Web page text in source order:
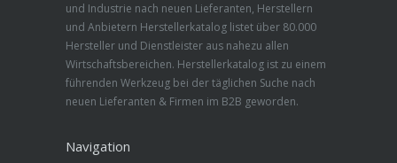
und Industrie nach neuen Lieferanten, Herstellern
und Anbietern Herstellerkatalog listet über 80.000
Hersteller und Dienstleister aus nahezu allen
Wirtschaftsbereichen. Herstellerkatalog ist zu einem
führenden Werkzeug bei der täglichen Suche nach
neuen Lieferanten & Firmen im B2B geworden.
Navigation